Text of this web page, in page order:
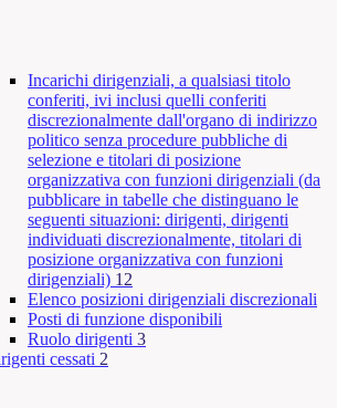
Incarichi dirigenziali, a qualsiasi titolo
conferiti, ivi inclusi quelli conferiti
discrezionalmente dall'organo di indirizzo
politico senza procedure pubbliche di
selezione e titolari di posizione
organizzativa con funzioni dirigenziali (da
pubblicare in tabelle che distinguano le
seguenti situazioni: dirigenti, dirigenti
individuati discrezionalmente, titolari di
posizione organizzativa con funzioni
dirigenziali) 12
Elenco posizioni dirigenziali discrezionali
Posti di funzione disponibili
Ruolo dirigenti 3
cessati 2